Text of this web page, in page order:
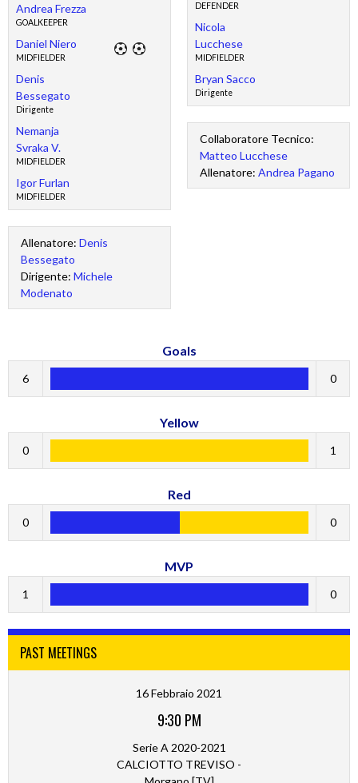
Andrea Frezza
GOALKEEPER
Daniel Niero
MIDFIELDER
Denis
Bessegato
Dirigente
Nemanja
Svraka V.
MIDFIELDER
Igor Furlan
MIDFIELDER
Allenatore: Denis
Bessegato
Dirigente: Michele
Modenato
DEFENDER
Nicola
Lucchese
MIDFIELDER
Bryan Sacco
Dirigente
Collaboratore Tecnico:
Matteo Lucchese
Allenatore: Andrea Pagano
Goals
6 0
Yellow
0 1
Red
0 0
MVP
1 0
PAST MEETINGS
16 Febbraio 2021
9:30 PM
Serie A 2020-2021
CALCIOTTO TREVISO -